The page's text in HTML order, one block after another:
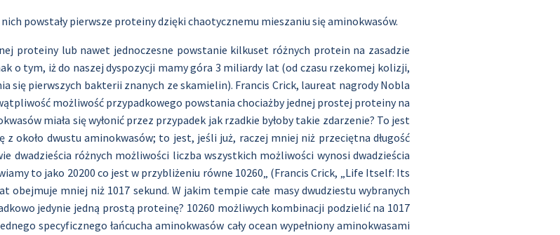
powstały pierwsze proteiny dzięki chaotycznemu mieszaniu się aminokwasów.
proteiny lub nawet jednoczesne powstanie kilkuset różnych protein na zasadzie
o tym, iż do naszej dyspozycji mamy góra 3 miliardy lat (od czasu rzekomej kolizji,
się pierwszych bakterii znanych ze skamielin). Francis Crick, laureat nagrody Nobla
możliwość przypadkowego powstania chociażby jednej prostej proteiny na
miała się wyłonić przez przypadek jak rzadkie byłoby takie zdarzenie? To jest
z około dwustu aminokwasów; to jest, jeśli już, raczej mniej niż przeciętna długość
różnych możliwości liczba wszystkich możliwości wynosi dwadzieścia
to jako 20200 co jest w przybliżeniu równe 10260„ (Francis Crick, „Life Itself: Its
mniej niż 1017 sekund. W jakim tempie całe masy dwudziestu wybranych
jedynie jedną prostą proteinę? 10260 możliwych kombinacji podzielić na 1017
specyficznego łańcucha aminokwasów cały ocean wypełniony aminokwasami